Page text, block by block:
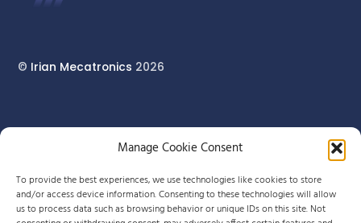
Manage Cookie Consent
To provide the best experiences, we use technologies like cookies to store
and/or access device information. Consenting to these technologies will allow
us to process data such as browsing behavior or unique IDs on this site. Not
© Irian Mecatronics 2026
64160 MORLAÀS